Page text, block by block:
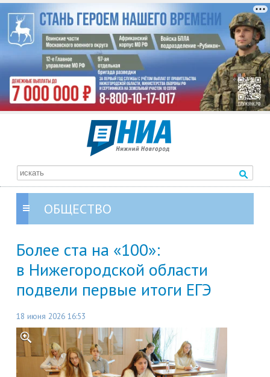
ОБЩЕСТВО
Более ста на «100»:
в Нижегородской области
подвели первые итоги ЕГЭ
18 июня 2026 16:53